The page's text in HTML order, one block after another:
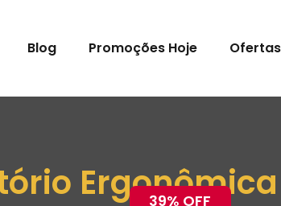
Blog Promoções Hoje
39% OFF